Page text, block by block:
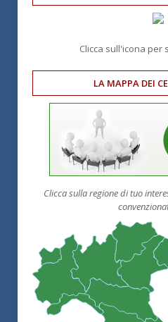
Clicca sull'icona per
LA MAPPA DEI
Clicca sulla regione di tuo